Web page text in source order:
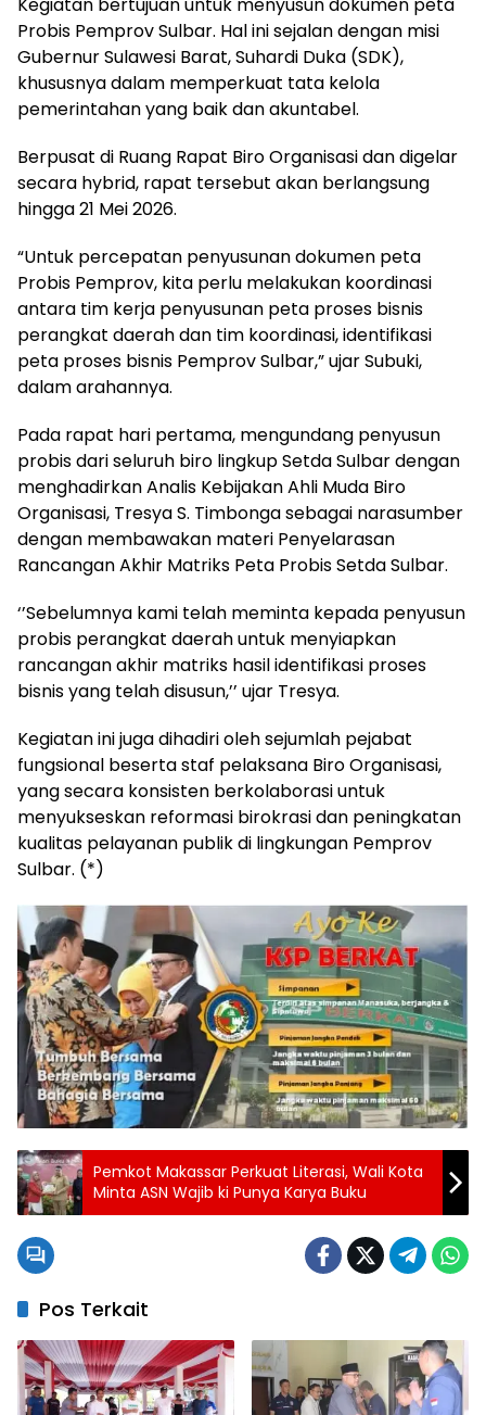
Probis Pemprov Sulbar. Hal ini sejalan dengan misi
Gubernur Sulawesi Barat, Suhardi Duka (SDK),
khususnya dalam memperkuat tata kelola
pemerintahan yang baik dan akuntabel.
Berpusat di Ruang Rapat Biro Organisasi dan digelar
secara hybrid, rapat tersebut akan berlangsung
hingga 21 Mei 2026.
“Untuk percepatan penyusunan dokumen peta
Probis Pemprov, kita perlu melakukan koordinasi
antara tim kerja penyusunan peta proses bisnis
perangkat daerah dan tim koordinasi, identifikasi
peta proses bisnis Pemprov Sulbar,” ujar Subuki,
dalam arahannya.
Pada rapat hari pertama, mengundang penyusun
probis dari seluruh biro lingkup Setda Sulbar dengan
menghadirkan Analis Kebijakan Ahli Muda Biro
Organisasi, Tresya S. Timbonga sebagai narasumber
dengan membawakan materi Penyelarasan
Rancangan Akhir Matriks Peta Probis Setda Sulbar.
‘’Sebelumnya kami telah meminta kepada penyusun
probis perangkat daerah untuk menyiapkan
rancangan akhir matriks hasil identifikasi proses
bisnis yang telah disusun,’’ ujar Tresya.
Kegiatan ini juga dihadiri oleh sejumlah pejabat
fungsional beserta staf pelaksana Biro Organisasi,
yang secara konsisten berkolaborasi untuk
menyukseskan reformasi birokrasi dan peningkatan
kualitas pelayanan publik di lingkungan Pemprov
Sulbar. (*)
Pemkot Makassar Perkuat Literasi, Wali Kota
Minta ASN Wajib ki Punya Karya Buku
Pos Terkait